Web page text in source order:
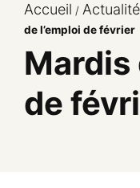
Accueil /
de l’emploi de février
Mardis
de